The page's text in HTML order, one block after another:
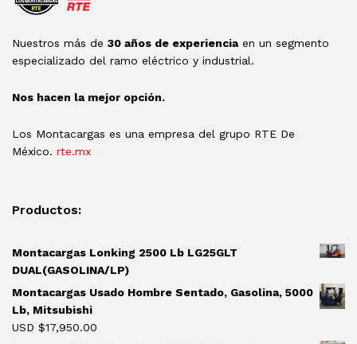
Nuestros más de 30 años de experienciaen un segmento
especializado del ramo eléctrico y industrial.
Nos hacen la mejor opción.
Los Montacargas es una empresa del grupo RTE De
México. rte.mx
Productos:
Montacargas Lonking 2500 Lb LG25GLT
DUAL(GASOLINA/LP)
Montacargas Usado Hombre Sentado, Gasolina, 5000
Lb, Mitsubishi
USD $17,950.00